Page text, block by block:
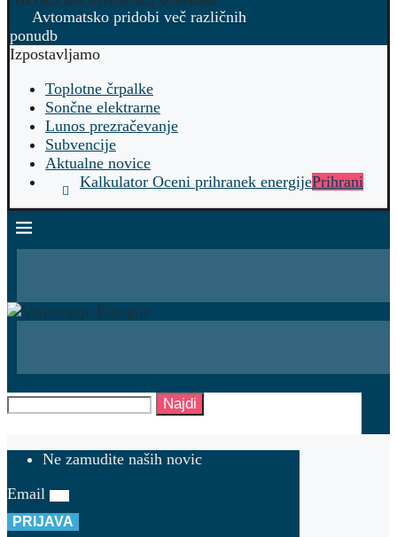
Avtomatsko pridobi več različnih
ponudb
Izpostavljamo
Toplotne črpalke
Sončne elektrarne
Lunos prezračevanje
Subvencije
Aktualne novice
Kalkulator Oceni prihranek energijePrihrani
Najdi
Ne zamudite naših novic
Email
PRIJAVA